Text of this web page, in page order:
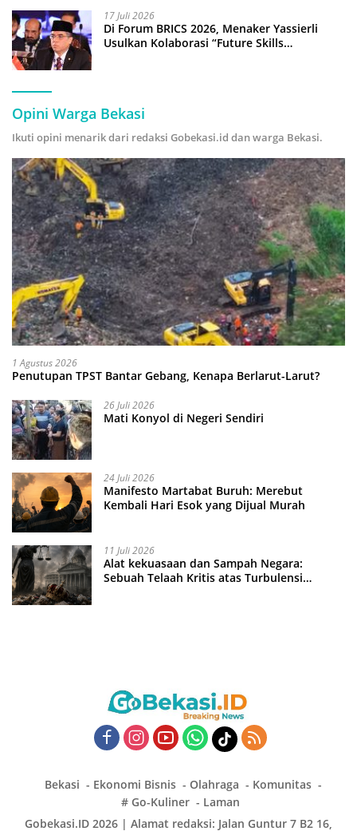
17 Juli 2026
Di Forum BRICS 2026, Menaker Yassierli
Usulkan Kolaborasi “Future Skills
Opini Warga Bekasi
Ikuti opini menarik dari redaksi Gobekasi.id dan warga Bekasi.
1 Agustus 2026
Penutupan TPST Bantar Gebang, Kenapa Berlarut-Larut?
26 Juli 2026
Mati Konyol di Negeri Sendiri
24 Juli 2026
Manifesto Martabat Buruh: Merebut
Kembali Hari Esok yang Dijual Murah
11 Juli 2026
Alat kekuasaan dan Sampah Negara:
Sebuah Telaah Kritis atas Turbulensi
Bekasi Ekonomi Bisnis Olahraga
Komunitas
# Go-Kuliner
Laman
Gobekasi.ID 2026 | Alamat redaksi: Jalan Guntur 7 B2 16,